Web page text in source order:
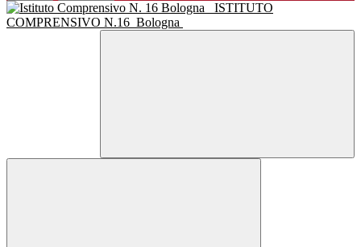
ISTITUTO
COMPRENSIVO N.16 Bologna